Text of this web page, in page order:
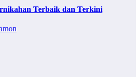
Terbaik dan Terkini